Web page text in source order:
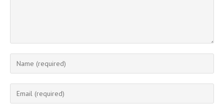
Enter
your
name
Enter
your